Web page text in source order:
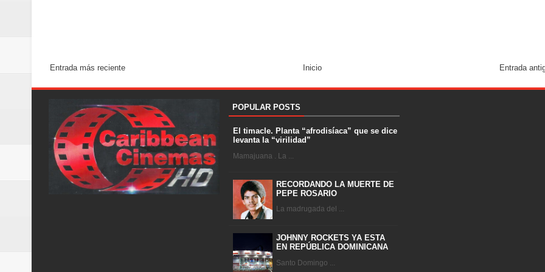
Entrada más reciente Entrada
Inicio
POPULAR POSTS
El timacle. Planta “afrodisíaca” que se dice
levanta la “virilidad”
Mamajuana . La ...
RECORDANDO LA MUERTE DE
PEPE ROSARIO
La madrugada del ...
JOHNNY ROCKETS YA ESTA
EN REPÚBLICA DOMINICANA
Santo Domingo ...